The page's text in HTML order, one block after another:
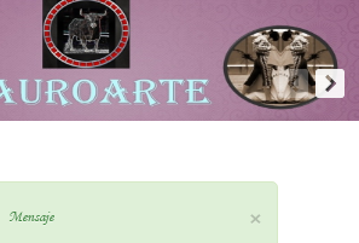
×
Mensaje